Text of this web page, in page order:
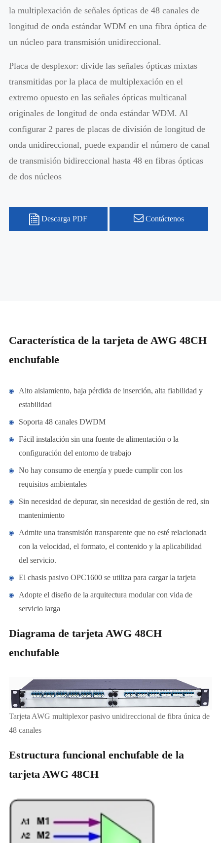
la multiplexación de señales ópticas de 48 canales de
longitud de onda estándar WDM en una fibra óptica de
un núcleo para transmisión unidireccional.
Placa de desplexor: divide las señales ópticas mixtas
transmitidas por la placa de multiplexación en el
extremo opuesto en las señales ópticas multicanal
originales de longitud de onda estándar WDM. Al
configurar 2 pares de placas de división de longitud de
onda unidireccional, puede expandir el número de canal
de transmisión bidireccional hasta 48 en fibras ópticas
de dos núcleos
Descarga PDF Contáctenos
Característica de la tarjeta de AWG 48CH
enchufable
Alto aislamiento, baja pérdida de inserción, alta fiabilidad y
estabilidad
Soporta 48 canales DWDM
Fácil instalación sin una fuente de alimentación o la
configuración del entorno de trabajo
No hay consumo de energía y puede cumplir con los
requisitos ambientales
Sin necesidad de depurar, sin necesidad de gestión de red, sin
mantenimiento
Admite una transmisión transparente que no esté relacionada
con la velocidad, el formato, el contenido y la aplicabilidad
del servicio.
El chasis pasivo OPC1600 se utiliza para cargar la tarjeta
Adopte el diseño de la arquitectura modular con vida de
servicio larga
Diagrama de tarjeta AWG 48CH
enchufable
Tarjeta AWG multiplexor pasivo unidireccional de fibra única de
48 canales
Estructura funcional enchufable de la
tarjeta AWG 48CH